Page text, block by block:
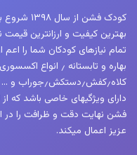
کودک فشن
بهترین کیفیت و ارزانترین
بهاره و تابستانه ٫
دارای ویژگیهای خاصی باشد که
فشن نهایت دقت و ظرافت را در
عزیز اعمال میکند.